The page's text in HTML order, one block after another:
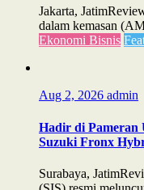
Jakarta,
dalam kemasan
Ekonomi Bisnis
Aug 2, 2026 admin
Hadir di Pameran
Suzuki Fronx
Surabaya,